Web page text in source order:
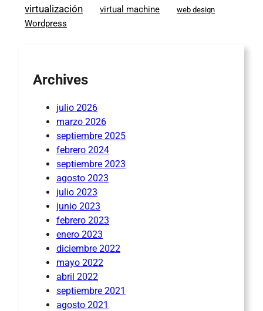
virtualización virtual machine web design
Wordpress
Archives
julio 2026
marzo 2026
septiembre 2025
febrero 2024
septiembre 2023
agosto 2023
julio 2023
junio 2023
febrero 2023
enero 2023
diciembre 2022
mayo 2022
abril 2022
septiembre 2021
agosto 2021